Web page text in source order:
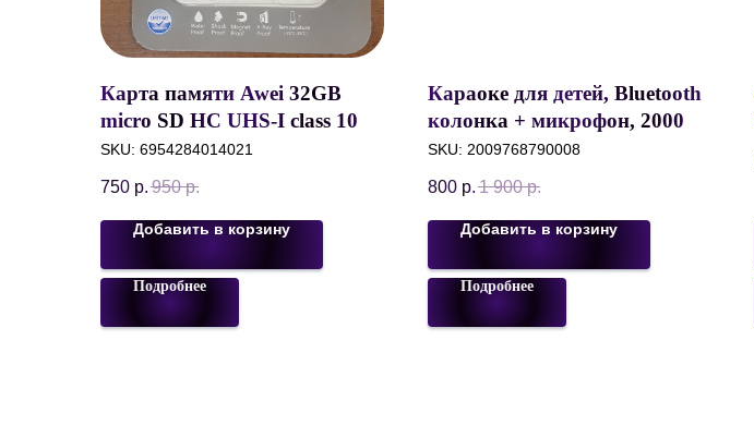
Карта памяти Awei 32GB
micro SD HC UHS-I class 10 c
SD-адаптером
SKU: 6954284014021
750 р. 950 р.
Добавить в корзину
Подробнее
Караоке для детей, Bluetooth
колонка + микрофон, 2000
mAh/500
mAh/RGB/AUX/micro SD/USB
flesh, Бежевый, K12
SKU: 2009768790008
800 р. 1 900 р.
Добавить в корзину
Подробнее